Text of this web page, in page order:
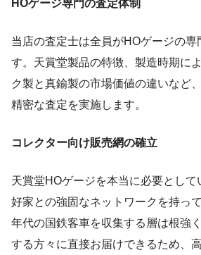
HOゲージ専門の査定体制
当店の査定士は全員がHOゲージの専
す。天賞堂製品の特徴、製造時期に
ク製と真鍮製の市場価値の違いなど
精密な査定を実施します。
コレクター向け販売網の確立
天賞堂HOゲージを本当に必要として
好家との強固なネットワークを持っ
年代の国鉄客車を収集する層は根強
する方々に直接お届けできるため、